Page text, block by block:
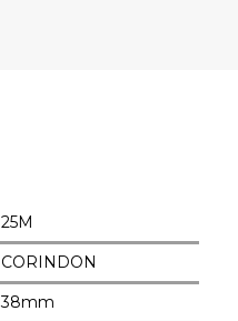
25M
CORINDON
38mm